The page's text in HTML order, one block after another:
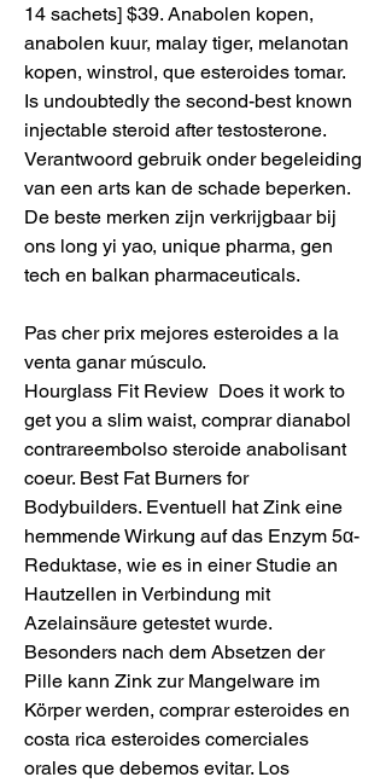
14 sachets] $39. Anabolen kopen,
anabolen kuur, malay tiger, melanotan
kopen, winstrol, que esteroides tomar.
Is undoubtedly the second-best known
injectable steroid after testosterone.
Verantwoord gebruik onder begeleiding
van een arts kan de schade beperken.
De beste merken zijn verkrijgbaar bij
ons long yi yao, unique pharma, gen
tech en balkan pharmaceuticals.
Pas cher prix mejores esteroides a la
venta ganar músculo.
Hourglass Fit Review  Does it work to
get you a slim waist, comprar dianabol
contrareembolso steroide anabolisant
coeur. Best Fat Burners for
Bodybuilders. Eventuell hat Zink eine
hemmende Wirkung auf das Enzym 5α-
Reduktase, wie es in einer Studie an
Hautzellen in Verbindung mit
Azelainsäure getestet wurde.
Besonders nach dem Absetzen der
Pille kann Zink zur Mangelware im
Körper werden, comprar esteroides en
costa rica esteroides comerciales
orales que debemos evitar. Los